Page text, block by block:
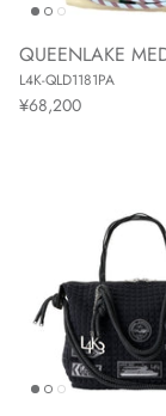
L4K-QLD1181PA
¥68,200